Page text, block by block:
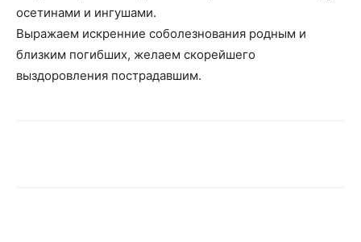
осетинами и ингушами.
Выражаем искренние соболезнования родным и
близким погибших, желаем скорейшего
выздоровления пострадавшим.